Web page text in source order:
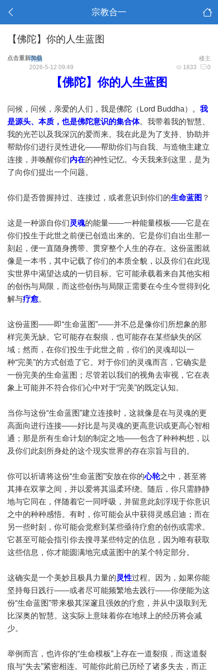
宗教合一
【佛陀】你的人生蓝图
点击重新加载 楼主
明曲
1833 0
2026-5-12 09:49
【佛陀】你的人生蓝图
问候，问候，亲爱的人们，我是佛陀（Lord Buddha）。 我
是源头、本质，也是佛陀意识的集合体。我带着我的智慧、
我的光芒以及我深沉的爱而来。我在此是为了支持、协助并
帮助你们进行灵性进化——帮助你们与自我、与造物主建立
连接，并唤醒你们内在的神性记忆。今天我来到这里，是为
了向你们提出一个问题。
你们是否曾握持过、连接过，或者意识到你们的生命蓝图 ？
这是一种源自你们灵魂的能量——一种能量模板——它是在
你们投生于此世之前便已创造出来的。它是你们自出生那一
刻起，便一直随身携带、贯穿整个人生的存在。这份蓝图就
像是一本书，其中记载了你们的本质全貌，以及你们在此现
实世界中渴望达成的一切目标。它可能承载着来自其他实相
的创伤与局限，而这些创伤与局限正需要在今生今世得到化
解与疗愈。
这份蓝图——即“生命蓝图”——并不总是像你们所想象的那
样完美无缺。它可能存在裂痕，也可能存在某些缺失的区
域；然而，在你们投生于此世之前，你们的灵魂却以一
种“完美”的方式创造了它。对于你们的灵魂而言，它确实是
一份完美的生命蓝图；尽管若以我们的视角去审视，它在表
象上可能并不符合你们心中对于“完美”的既定认知。
当你与这份“生命蓝图”建立连接时，这就像是在与灵魂的更
高面向进行连接——好比是与灵魂的更高意识或更高心智相
通；那是所有生命计划的制定之地——包含了种种构想，以
及你们此刻所身处的这个现实世界的存在宗旨与目的。
你可以祈请将这份“生命蓝图”安放在你的心轮之中，甚至将
其捧在双掌之间，并以爱将其温柔环绕。随后，你只需静静
地与它同在，伴随着它一同呼吸，并留意此刻浮现于你意识
之中的种种感悟。有时，你可能会从中获得灵感启迪；而在
另一些时刻，你可能会觉察到某些亟待疗愈的创伤或需求。
它甚至可能会指引你去搜寻某些特定的信息，因为唯有获取
这些信息，你才能圆满地完成蓝图中的某个特定部分。
这确实是一个美妙且极具力量的灵性过程。因为，如果你能
坚持每日践行——或者尽可能频繁地去践行——你便能为这
份“生命蓝图”带来极其深邃且强效的疗愈，并从中汲取到无
比深奥的智慧。这实际上意味着你在地球上的经历将会减
少。
举例而言，也许你的“生命模板”上存在一道裂痕，而这道裂
痕与“失去”紧密相连。可能你此前已历经了诸多失去，而正